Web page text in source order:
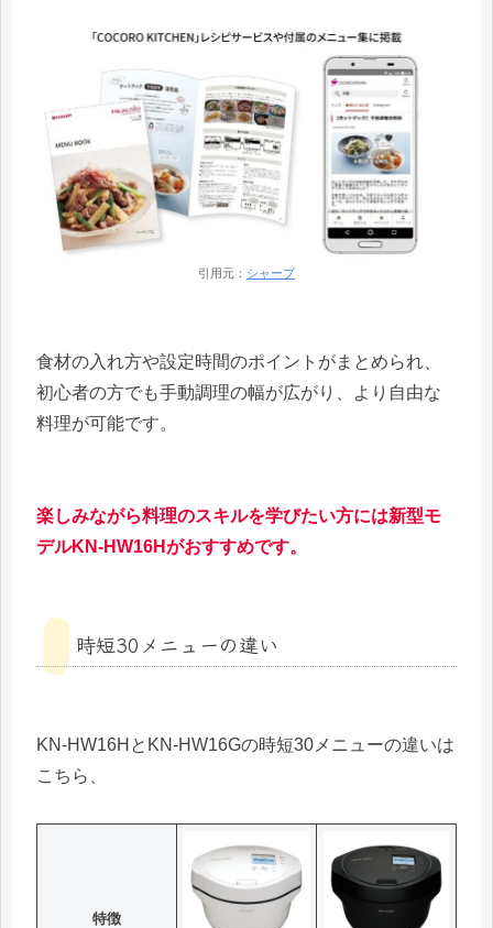
引用元： シャープ
食材の入れ方や設定時間のポイントがまとめられ、
初心者の方でも手動調理の幅が広がり、より自由な
料理が可能です。
楽しみながら料理のスキルを学びたい方には新型モ
デルKN-HW16Hがおすすめです。
時短30メニューの違い
KN-HW16HとKN-HW16Gの時短30メニューの違いは
こちら、
特徴